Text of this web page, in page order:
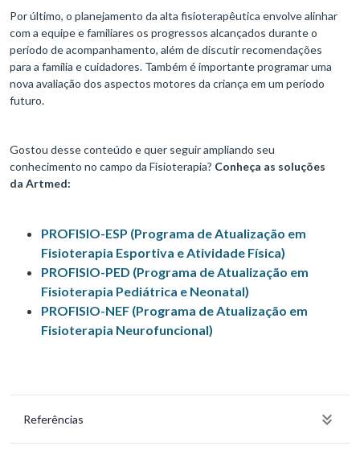
Por último, o planejamento da alta fisioterapêutica envolve alinhar
com a equipe e familiares os progressos alcançados durante o
período de acompanhamento, além de discutir recomendações
para a família e cuidadores. Também é importante programar uma
nova avaliação dos aspectos motores da criança em um período
futuro.
Gostou desse conteúdo e quer seguir ampliando seu
conhecimento no campo da Fisioterapia? Conheça as soluções
da Artmed:
PROFISIO-ESP (Programa de Atualização em
Fisioterapia Esportiva e Atividade Física)
PROFISIO-PED (Programa de Atualização em
Fisioterapia Pediátrica e Neonatal)
PROFISIO-NEF (Programa de Atualização em
Fisioterapia Neurofuncional)
Referências